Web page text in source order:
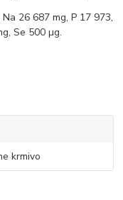
26 687 mg, P 17 973,
Se 500 µg.
krmivo